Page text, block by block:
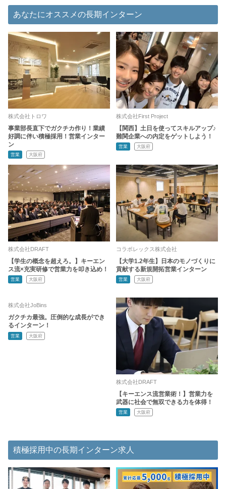
あなたにオススメの長期インターン
株式会社トロワ
事業部長直下でガクチカ作り！業績
好調に伴い積極採用！営業インター
ン
営業 大阪府
株式会社First Project
【関西】土日を使ってスキルアップ♪
難関企業への内定をゲットしよう！
営業 大阪府
株式会社DRAFT
【学生の概念を超えろ。】キーエン
ス流×充実研修で営業力を叩き込め！
営業 大阪府
コラボレックス株式会社
【大学1.2年生】日本のモノづくりに
貢献する新規開拓営業インターン
営業 大阪府
株式会社JoBins
ガクチカ最強。圧倒的な成長ができ
るインターン！
営業 大阪府
株式会社DRAFT
【キーエンス流営業術！】営業力を
武器に社会で無双できる力を体得！
営業 大阪府
積極採用中の長期インターン求人